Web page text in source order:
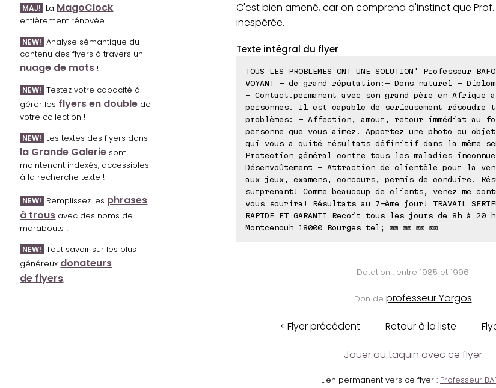
MAJ! La MagoClock
entièrement rénovée !
NEW! Analyse sémantique du
contenu des flyers à travers un
nuage de mots !
NEW! Testez votre capacité à
gérer les flyers en double de
votre collection !
NEW! Les textes des flyers dans
la Grande Galerie sont
maintenant indexés, accessibles
à la recherche texte !
NEW! Remplissez les phrases
à trous avec des noms de
marabouts !
NEW! Tout savoir sur les plus
généreux donateurs
de flyers.
C'est bien amené, car on comprend d'instinct que
inespérée.
Texte intégral du flyer
TOUS LES PROBLEMES ONT UNE SOLUTION' Professeur
VOYANT - de grand réputation:- Dons naturel -
- Contact.permanent avec son grand père en Afrique
personnes. Il est capable de serieusement résoudre
problèmes: - Affection, amour, retour immédiat au
personne que vous aimez. Apportez une photo ou
qui vous a quité résultats définitif dans la même
Protection général contre tous les maladies
Désenvoûtement - Attraction de clientèle pour la
aux jeux, examens, concours, permis de conduire.
surprenant! Comme beaucoup de clients, venez me
vous sourira! Résultats au 7-ème jour! TRAVAIL
RAPIDE ET GARANTI Recoit tous les jours de 8h à 20
Montcenouh 18000 Bourges tel; ⊠⊠ ⊠⊠ ⊠⊠ ⊠⊠
Datation : entre 1985 et 1996
Don de professeur Yorgos
< Flyer précédent Retour à la liste
Jouer au taquin avec ce flyer
Lien permanent vers ce flyer : Professeur